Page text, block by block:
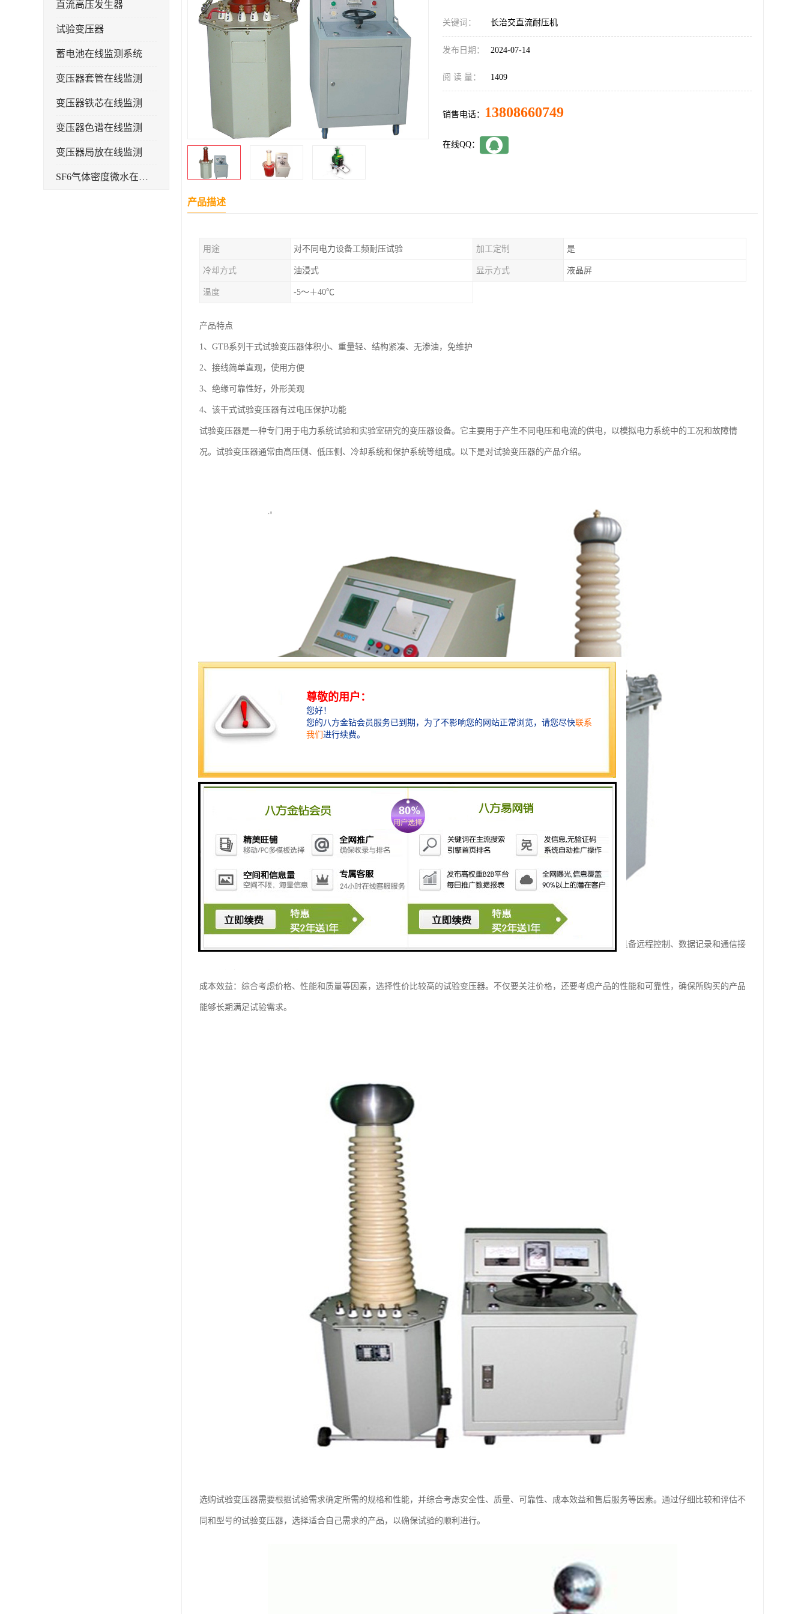
直流高压发生器
试验变压器
蓄电池在线监测系统
变压器套管在线监测
变压器铁芯在线监测
变压器色谱在线监测
变压器局放在线监测
SF6气体密度微水在线监测系统
关键词： 长治交直流耐压机
发布日期： 2024-07-14
阅 读 量： 1409
销售电话： 13808660749
在线QQ：
产品描述
用途 对不同电力设备工频耐压试验 加工定制 是
冷却方式 油浸式 显示方式 液晶屏
温度 -5～＋40℃
产品特点
1、GTB系列干式试验变压器体积小、重量轻、结构紧凑、无渗油，免维护
2、接线简单直观，使用方便
3、绝缘可靠性好，外形美观
4、该干式试验变压器有过电压保护功能
试验变压器是一种专门用于电力系统试验和实验室研究的变压器设备。它主要用于产生不同电压和电流的供电，以模拟电力系统中的工况和故障情
况。试验变压器通常由高压侧、低压侧、冷却系统和保护系统等组成。以下是对试验变压器的产品介绍。
可调性和控制功能：一些试验变压器具有可调节输出电压和电流的功能，以满足不同试验需求。同时，一些型号还具备远程控制、数据记录和通信接
成本效益：综合考虑价格、性能和质量等因素，选择性价比较高的试验变压器。不仅要关注价格，还要考虑产品的性能和可靠性，确保所购买的产品
能够长期满足试验需求。
选购试验变压器需要根据试验需求确定所需的规格和性能，并综合考虑安全性、质量、可靠性、成本效益和售后服务等因素。通过仔细比较和评估不
同和型号的试验变压器，选择适合自己需求的产品，以确保试验的顺利进行。